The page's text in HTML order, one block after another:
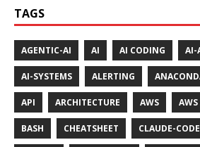
TAGS
AGENTIC-AI AI AI CODING AI-
AI-SYSTEMS ALERTING
API ARCHITECTURE AWS
BASH CHEATSHEET CLAUDE-CODE